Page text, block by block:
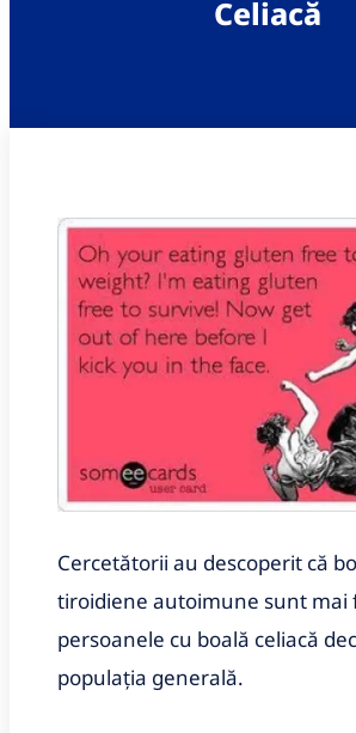
Celiacă
Cercetătorii au descoperit că
tiroidiene autoimune sunt mai
persoanele cu boală celiacă
populația generală.